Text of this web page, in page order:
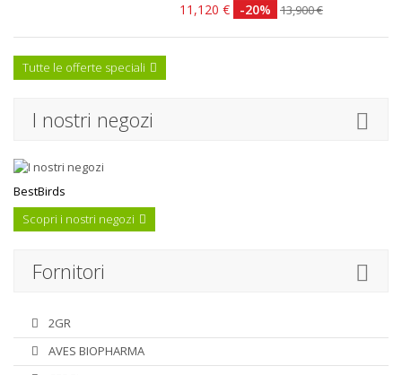
11,120 € -20% 13,900 €
Tutte le offerte speciali
I nostri negozi
BestBirds
Scopri i nostri negozi
Fornitori
2GR
AVES BIOPHARMA